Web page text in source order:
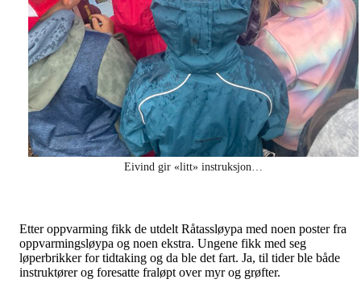
Eivind gir «litt» instruksjon…
Etter oppvarming fikk de utdelt Råtassløypa med noen poster fra
oppvarmingsløypa og noen ekstra. Ungene fikk med seg
løperbrikker for tidtaking og da ble det fart. Ja, til tider ble både
instruktører og foresatte fraløpt over myr og grøfter.